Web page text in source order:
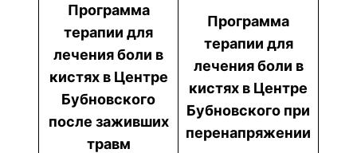
Программа
терапии для
лечения боли в
кистях в Центре
Бубновского
после заживших
травм
Программа
терапии для
лечения боли в
кистях в Центре
Бубновского при
перенапряжении